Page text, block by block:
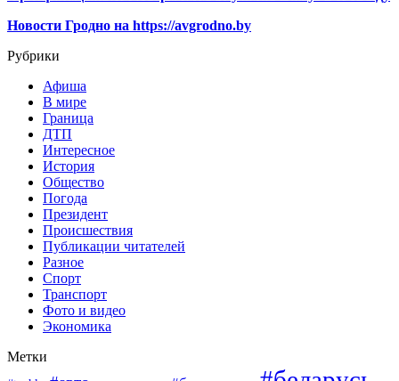
Новости Гродно на https://avgrodno.by
Рубрики
Афиша
В мире
Граница
ДТП
Интересное
История
Общество
Погода
Президент
Происшествия
Публикации читателей
Разное
Спорт
Транспорт
Фото и видео
Экономика
Метки